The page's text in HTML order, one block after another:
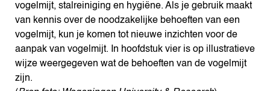
vogelmijt, stalreiniging en hygiëne. Als je gebruik maakt
van kennis over de noodzakelijke behoeften van een
vogelmijt, kun je komen tot nieuwe inzichten voor de
aanpak van vogelmijt. In hoofdstuk vier is op illustratieve
wijze weergegeven wat de behoeften van de vogelmijt
zijn.